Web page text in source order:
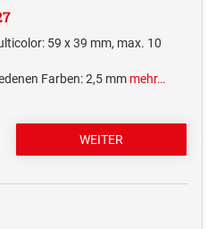
59 x 39 mm, max. 10
Farben: 2,5 mm mehr…